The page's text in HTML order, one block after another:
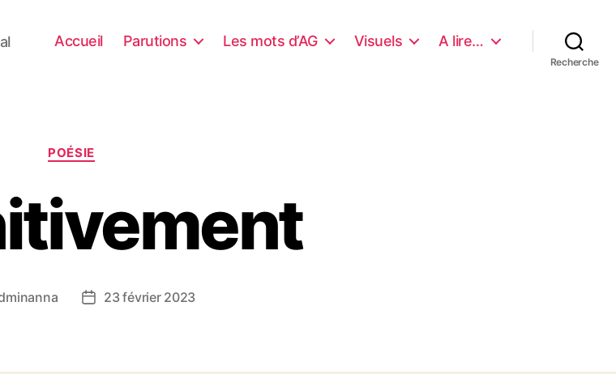
Accueil Parutions Les mots d’AG Visuels A lire…
Recherche
Catégories
POÉSIE
Date23 février 2023